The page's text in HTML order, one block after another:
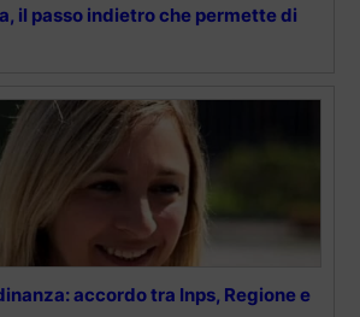
il passo indietro che permette di
accordo tra Inps, Regione e